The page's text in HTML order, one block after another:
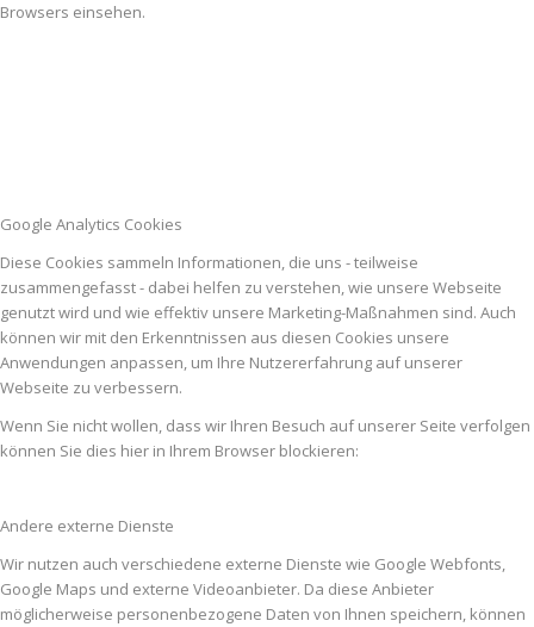
Browsers einsehen.
Google Analytics Cookies
Diese Cookies sammeln Informationen, die uns - teilweise
zusammengefasst - dabei helfen zu verstehen, wie unsere Webseite
genutzt wird und wie effektiv unsere Marketing-Maßnahmen sind. Auch
können wir mit den Erkenntnissen aus diesen Cookies unsere
Anwendungen anpassen, um Ihre Nutzererfahrung auf unserer
Webseite zu verbessern.
Wenn Sie nicht wollen, dass wir Ihren Besuch auf unserer Seite verfolgen
können Sie dies hier in Ihrem Browser blockieren:
Andere externe Dienste
Wir nutzen auch verschiedene externe Dienste wie Google Webfonts,
Google Maps und externe Videoanbieter. Da diese Anbieter
möglicherweise personenbezogene Daten von Ihnen speichern, können